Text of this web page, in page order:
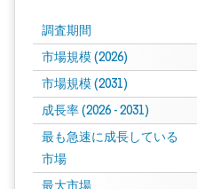
調査期間
市場規模 (2026)
市場規模 (2031)
成長率 (2026 - 2031)
最も急速に成長している
市場
最大市場